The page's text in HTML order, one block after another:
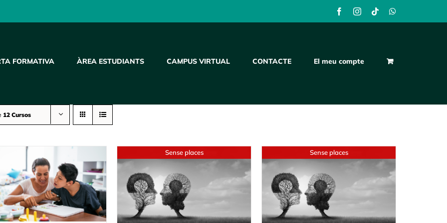
FacebookInstagram
TiktokWhatsApp
FORMATIVA ÀREA ESTUDIANTS CAMPUS VIRTUAL CONTACTE El meu compte
12 Cursos
Sense places Sense places